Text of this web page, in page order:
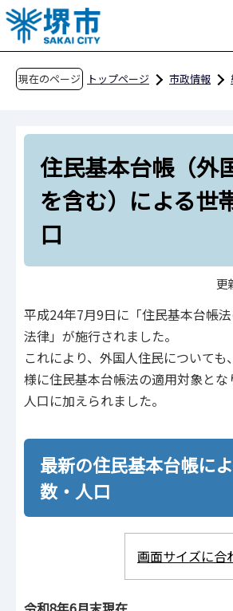
こ
の
ペ
現在のページ トップページ 市政情報
住民基本台帳（外
を含む）による世
口
更
平成24年7月9日に「住民基本台帳
法律」が施行されました。
これにより、外国人住民についても
様に住民基本台帳法の適用対象と
人口に加えられました。
最新の住民基本台帳に
数・人口
画面サイズに合